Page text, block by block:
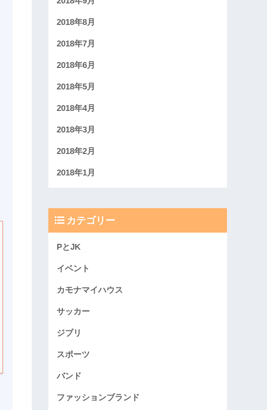
2018年8月
2018年7月
2018年6月
2018年5月
2018年4月
2018年3月
2018年2月
2018年1月
カテゴリー
PとJK
イベント
カモナマイハウス
サッカー
ジブリ
スポーツ
バンド
ファッションブランド